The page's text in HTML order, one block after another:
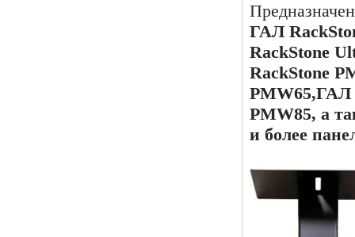
ГАЛ
RackStone
RackStone
PMW65,ГАЛ
PMW85, а
и более